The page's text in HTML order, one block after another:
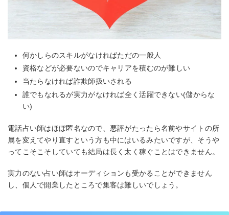
何かしらのスキルがなければただの一般人
資格などが必要ないのでキャリアを積むのが難しい
当たらなければ詐欺師扱いされる
誰でもなれるが実力がなければ全く活躍できない(儲からな
い)
電話占い師はほぼ匿名なので、悪評がたったら名前やサイトの所
属を変えてやり直すという方も中にはいるみたいですが、そうや
ってこそこそしていても結局は長く太く稼ぐことはできません。
実力のない占い師はオーディションも受かることができません
し、個人で開業したところで集客は難しいでしょう。